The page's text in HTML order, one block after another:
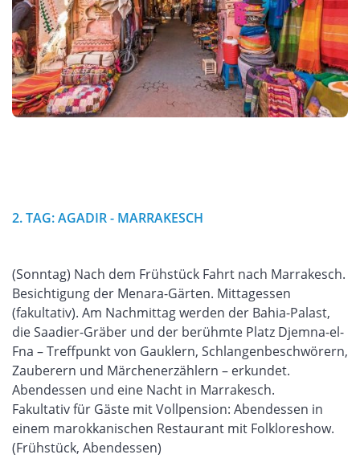
2. TAG: AGADIR - MARRAKESCH
(Sonntag) Nach dem Frühstück Fahrt nach Marrakesch.
Besichtigung der Menara-Gärten. Mittagessen
(fakultativ). Am Nachmittag werden der Bahia-Palast,
die Saadier-Gräber und der berühmte Platz Djemna-el-
Fna – Treffpunkt von Gauklern, Schlangenbeschwörern,
Zauberern und Märchenerzählern – erkundet.
Abendessen und eine Nacht in Marrakesch.
Fakultativ für Gäste mit Vollpension: Abendessen in
einem marokkanischen Restaurant mit Folkloreshow.
(Frühstück, Abendessen)